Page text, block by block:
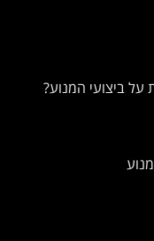
ביצועי המנוע?